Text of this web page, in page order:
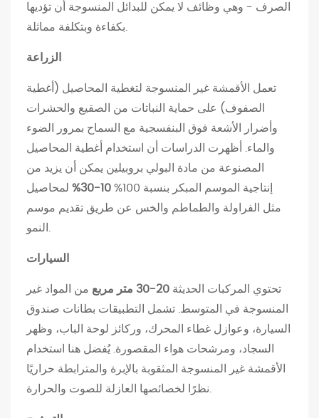
.
2
ط
ب
ي
ة
و
ا
ا
ي
ل
ي
الصرف - وهي وظائف لا يمكن للبدائل المنسوجة أن تؤديها
الزراعة
تعمل الأقمشة غير المنسوجة لتغطية المحاصيل (أغطية
الصفوف) على حماية النباتات من الصقيع والحشرات
وأضرار الأشعة فوق البنفسجية مع السماح بمرور الضوء
والماء. أظهرت الدراسات أن استخدام أغطية المحاصيل
المصنوعة من مادة البولي بروبيلين يمكن أن يزيد من
إنتاجية الموسم المبكر بنسبة 100%
10-30%
لمحاصيل
مثل الفراولة والطماطم والخس عن طريق تقديم موسم
السيارات
تحتوي المركبات الحديثة 20-30 متر مربع
من المواد غير
المنسوجة في المتوسط. تشمل التطبيقات بطانات صندوق
السيارة، وعوازل غطاء المحرك، وركائز لوحة الباب، وظهر
السجاد، ومرشحات هواء المقصورة. يُفضل هنا استخدام
الأقمشة غير المنسوجة المثقوبة بالإبرة والمترابطة حراريًا